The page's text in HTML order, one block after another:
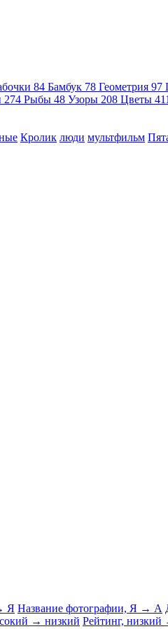
84 Бамбук 78 Геометрия 97
274 Рыбы 48 Узоры 208 Цветы 411
Кролик люди мультфильм
Я Название фотографии, Я → А
→ низкий Рейтинг,